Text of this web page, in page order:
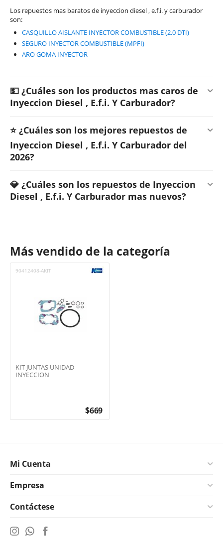
Los repuestos mas baratos de inyeccion diesel , e.f.i. y carburador
son:
CASQUILLO AISLANTE INYECTOR COMBUSTIBLE (2.0 DTI)
SEGURO INYECTOR COMBUSTIBLE (MPFI)
ARO GOMA INYECTOR
💵 ¿Cuáles son los productos mas caros de
Inyeccion Diesel , E.f.i. Y Carburador?
⭐ ¿Cuáles son los mejores repuestos de
Inyeccion Diesel , E.f.i. Y Carburador del
2026?
💎 ¿Cuáles son los repuestos de Inyeccion
Diesel , E.f.i. Y Carburador mas nuevos?
Más vendido de la categoría
90412408-AKIT
KIT JUNTAS UNIDAD
INYECCION
$669
Mi Cuenta
Empresa
Contáctese